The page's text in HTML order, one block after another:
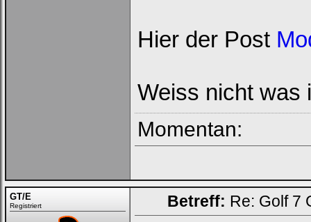
Hier der Post
Weiss nicht was
Momentan:
GT/E
Registriert Betreff: Re: Golf